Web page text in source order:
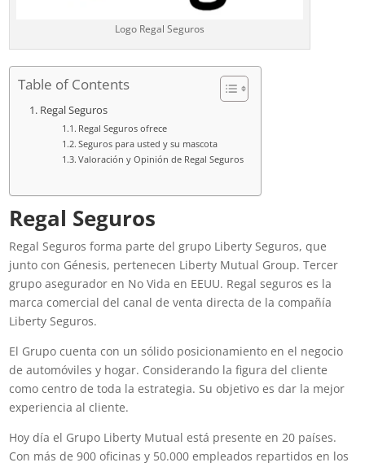
Logo Regal Seguros
Table of Contents
Regal Seguros
Regal Seguros ofrece
Seguros para usted y su mascota
Valoración y Opinión de Regal Seguros
Regal Seguros
Regal Seguros forma parte del grupo Liberty Seguros, que
junto con Génesis, pertenecen Liberty Mutual Group. Tercer
grupo asegurador en No Vida en EEUU. Regal seguros es la
marca comercial del canal de venta directa de la compañía
Liberty Seguros.
El Grupo cuenta con un sólido posicionamiento en el negocio
de automóviles y hogar. Considerando la figura del cliente
como centro de toda la estrategia. Su objetivo es dar la mejor
experiencia al cliente.
Hoy día el Grupo Liberty Mutual está presente en 20 países.
Con más de 900 oficinas y 50.000 empleados repartidos en los